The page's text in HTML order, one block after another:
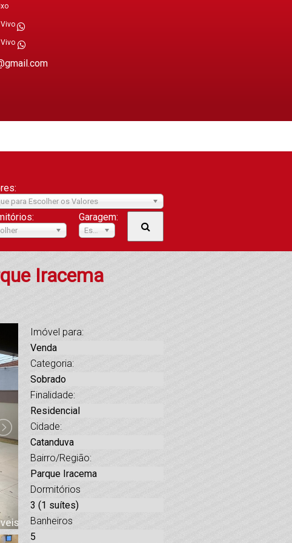
Vivo
Vivo
para Escolher os Valores
Garagem:
Escolher
Iracema
Imóvel para:
Venda
Categoria:
Sobrado
Finalidade:
Residencial
Cidade:
Catanduva
Bairro/Região:
Parque Iracema
Dormitórios
3 (1 suítes)
Banheiros
5